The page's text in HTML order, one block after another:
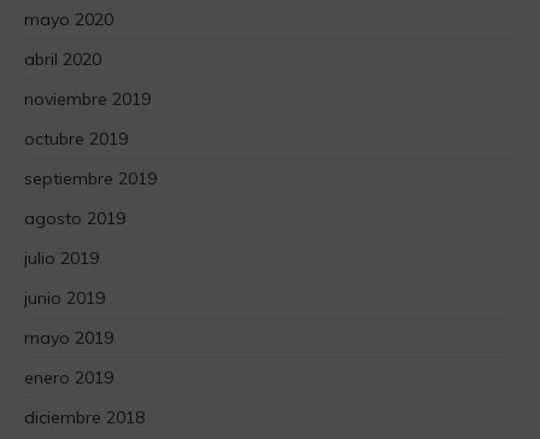
mayo 2020
abril 2020
noviembre 2019
octubre 2019
septiembre 2019
agosto 2019
julio 2019
junio 2019
mayo 2019
enero 2019
diciembre 2018